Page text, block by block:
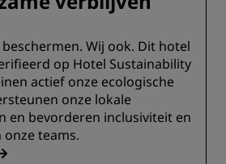
Wij ook. Dit hotel
op Hotel Sustainability
actief onze ecologische
onze lokale
en bevorderen inclusiviteit en
teams.